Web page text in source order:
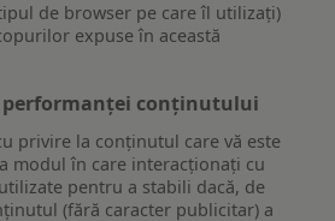
de browser pe care îl utilizați)
expuse în această
performanței conținutului
privire la conținutul care vă este
modul în care interacționați cu
pentru a stabili dacă, de
(fără caracter publicitar) a